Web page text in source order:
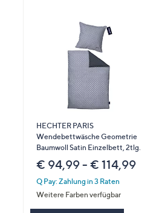
HECHTER PARIS
Wendebettwäsche Geometrie
Baumwoll Satin Einzelbett, 2tlg.
€ 94,99 - € 114,99
Q Pay: Zahlung in 3 Raten
Weitere Farben verfügbar